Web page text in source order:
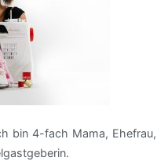
bin 4-fach Mama, Ehefrau,